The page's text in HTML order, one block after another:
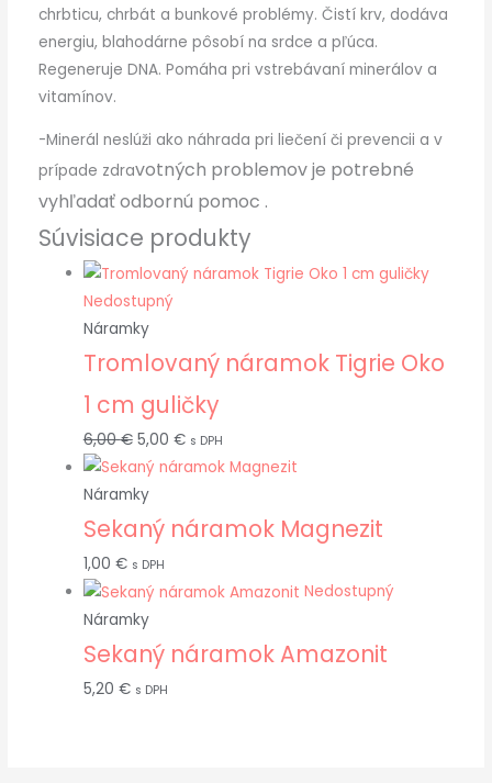
chrbticu, chrbát a bunkové problémy. Čistí krv, dodáva
energiu, blahodárne pôsobí na srdce a pľúca.
Regeneruje DNA. Pomáha pri vstrebávaní minerálov a
vitamínov.
-Minerál neslúži ako náhrada pri liečení či prevencii a v
prípade zdravotných problemov je potrebné
vyhľadať odbornú pomoc .
Súvisiace produkty
Nedostupný
Náramky
Tromlovaný náramok Tigrie Oko
1 cm guličky
6,00€ 5,00 € s DPH
Náramky
Sekaný náramok Magnezit
1,00 € s DPH
Nedostupný
Náramky
Sekaný náramok Amazonit
5,20 € s DPH